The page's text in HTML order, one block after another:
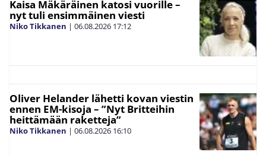
Kaisa Mäkäräinen katosi vuorille –
nyt tuli ensimmäinen viesti
Niko Tikkanen | 06.08.2026 17:12
Oliver Helander lähetti kovan viestin
ennen EM-kisoja – ”Nyt Britteihin
heittämään raketteja”
Niko Tikkanen | 06.08.2026 16:10